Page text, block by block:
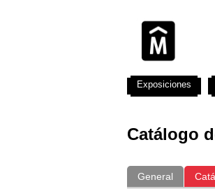
Catálogo
General
Exposiciones